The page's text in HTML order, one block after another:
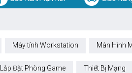
Máy tính Workstation Màn Hình
Lắp Đặt Phòng Game Thiết Bị Mạng